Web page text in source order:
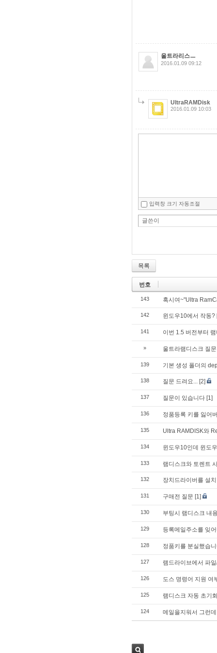
울트라리스ㅡ
2016.01.09 09:12
UltraRAMDisk
2016.01.09 10:03
입력창 크기 자동조절
글쓴이
목록
번호
143 혹시여~"Ultra
142 윈도우10에서 작동?
141 이번 1.5 버전부터
» 울트라램디스크 질문
139 기본 생성 폴더의
138 질문 드려요... [2]
137 질문이 있습니다 [1]
136 정품등록 키를 잃어
135 Ultra RAMDISK와
134 윈도우10인데 윈도
133 램디스크와 토렌트
132 장치드라이버를 설
131 구매전 질문 [1]
130 부팅시 램디스크 내
129 등록메일주소를 잊
128 정품키를 분실했습
127 램드라이브에서 파
126 도스 명령어 지원 여
125 램디스크 자동 초기
124 메일을지워서 그런